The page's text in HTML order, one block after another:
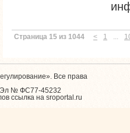
Страница 15 из 1044 < 1 ...
Все права
Эл № ФС77-45232
ссылка на sroportal.ru